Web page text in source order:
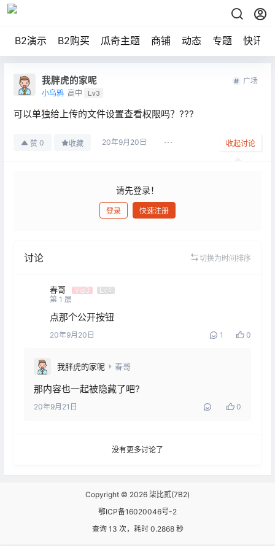
B2演示 B2购买 瓜奇主题 商铺 动态 专题 快讯
我胖虎的家呢
小乌鸦 高中 Lv3
广场
可以单独给上传的文件设置查看权限吗？???
赞 0 收藏 20年9月20日 收起讨论
请先登录！
登录 快速注册
讨论 切换为时间排序
春哥 Vip3
Lv4
第 1 层
点那个公开按钮
20年9月20日 1 0
我胖虎的家呢 春哥
那内容也一起被隐藏了吧?
20年9月21日 0
没有更多讨论了
Copyright © 2026 柒比贰(7B2)
鄂ICP备16020046号-2
查询 13 次，耗时 0.2868 秒